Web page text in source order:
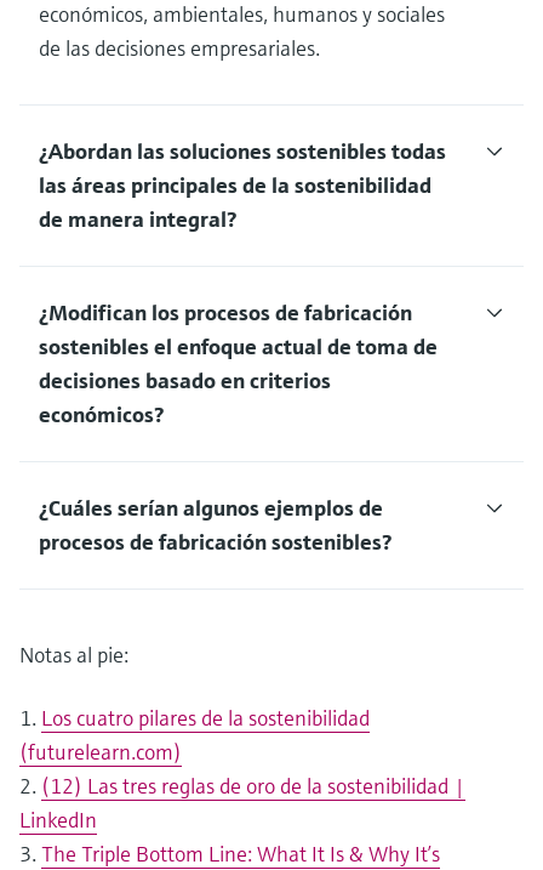
económicos, ambientales, humanos y sociales
de las decisiones empresariales.
¿Abordan las soluciones sostenibles todas
las áreas principales de la sostenibilidad
de manera integral?
¿Modifican los procesos de fabricación
sostenibles el enfoque actual de toma de
decisiones basado en criterios
económicos?
¿Cuáles serían algunos ejemplos de
procesos de fabricación sostenibles?
Notas al pie:
1. Los cuatro pilares de la sostenibilidad
(futurelearn.com)
2. (12) Las tres reglas de oro de la sostenibilidad |
LinkedIn
3. The Triple Bottom Line: What It Is & Why It’s